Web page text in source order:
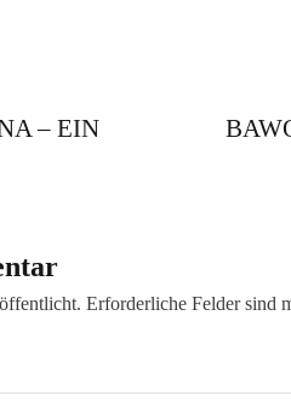
– EIN
Erforderliche Felder sind